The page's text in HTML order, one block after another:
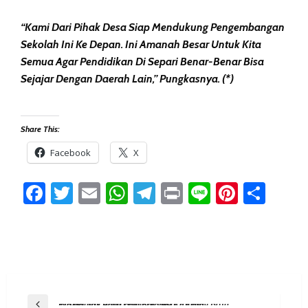
“Kami Dari Pihak Desa Siap Mendukung Pengembangan
Sekolah Ini Ke Depan. Ini Amanah Besar Untuk Kita
Semua Agar Pendidikan Di Separi Benar-Benar Bisa
Sejajar Dengan Daerah Lain,” Pungkasnya. (*)
Share This:
Facebook X
Facebook
Twitter
EmailWhatsApp
Telegram
PrintLine
Post
Previous Post
Puskesmas Baru Hadir Di Desa Tanjung Batu, Warga Tak Perlu Lagi Berobat Ke Kota